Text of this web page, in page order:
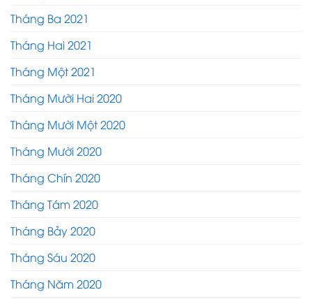
Tháng Ba 2021
Tháng Hai 2021
Tháng Một 2021
Tháng Mười Hai 2020
Tháng Mười Một 2020
Tháng Mười 2020
Tháng Chín 2020
Tháng Tám 2020
Tháng Bảy 2020
Tháng Sáu 2020
Tháng Năm 2020